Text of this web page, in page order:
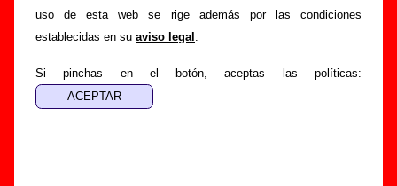
uso de esta web se rige además por las condiciones
establecidas en su aviso legal .
Si pinchas en el botón, aceptas las políticas:
información sobre el autor o los autores, sobre los discos en
los que está incluido este tema, sobre la grabación del
encuentras errores o tienes información adicional, puedes
ayudar a
completar esta información